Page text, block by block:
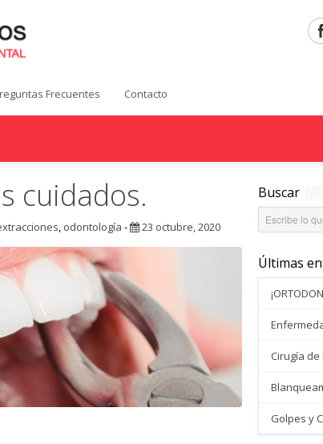
Frecuentes Contacto
cuidados.
, odontología - 23 octubre, 2020
Buscar
Últimas
Cirugía
Golpes y